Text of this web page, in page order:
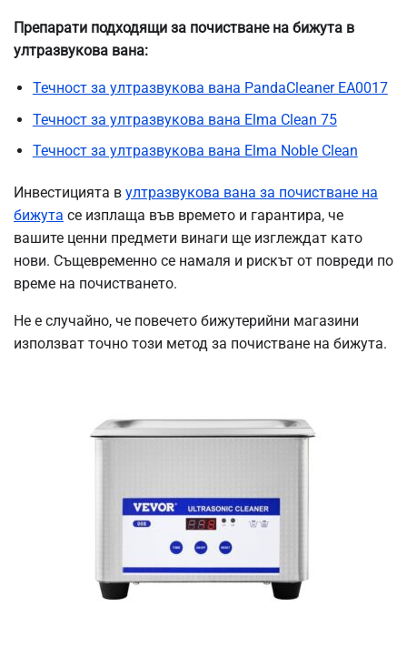
Препарати подходящи за почистване на бижута в
ултразвукова вана:
Течност за ултразвукова вана PandaCleaner EA0017
Течност за ултразвукова вана Elma Clean 75
Течност за ултразвукова вана Elma Noble Clean
Инвестицията в ултразвукова вана за почистване на
бижута се изплаща във времето и гарантира, че
вашите ценни предмети винаги ще изглеждат като
нови. Същевременно се намаля и рискът от повреди по
време на почистването.
Не е случайно, че повечето бижутерийни магазини
използват точно този метод за почистване на бижута.